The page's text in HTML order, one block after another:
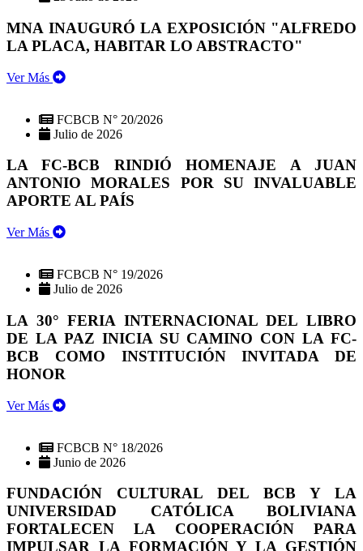
MNA INAUGURÓ LA EXPOSICIÓN "ALFREDO
LA PLACA, HABITAR LO ABSTRACTO"
Ver Más
FCBCB N° 20/2026
Julio de 2026
LA FC-BCB RINDIÓ HOMENAJE A JUAN
ANTONIO MORALES POR SU INVALUABLE
APORTE AL PAÍS
Ver Más
FCBCB N° 19/2026
Julio de 2026
LA 30° FERIA INTERNACIONAL DEL LIBRO
DE LA PAZ INICIA SU CAMINO CON LA FC-
BCB COMO INSTITUCIÓN INVITADA DE
HONOR
Ver Más
FCBCB N° 18/2026
Junio de 2026
FUNDACIÓN CULTURAL DEL BCB Y LA
UNIVERSIDAD CATÓLICA BOLIVIANA
FORTALECEN LA COOPERACIÓN PARA
IMPULSAR LA FORMACIÓN Y LA GESTIÓN